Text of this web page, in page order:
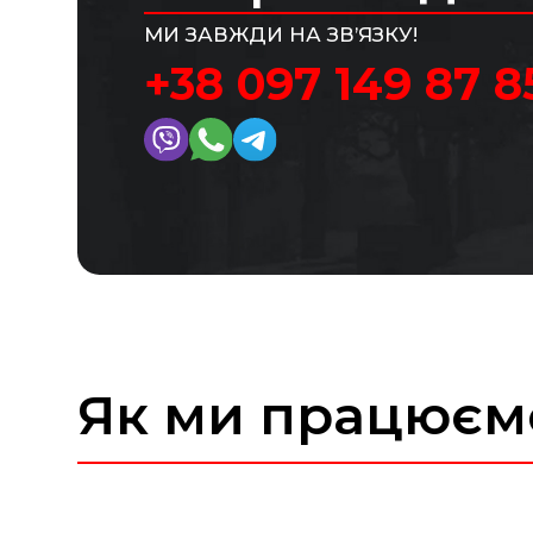
МИ ЗАВЖДИ НА ЗВ’ЯЗКУ!
+38 097 149 87
Як ми